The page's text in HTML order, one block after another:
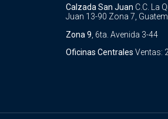
Calzada San Juan C.C. La
Juan 13-90 Zona 7,
Zona 9 , 6ta. Avenida 3-44
Oficinas Centrales Ventas: